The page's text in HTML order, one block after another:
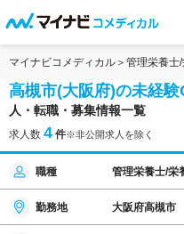
マイナビコメディカル 管理栄養士
高槻市(大阪府)の未経
人・転職・募集情報一覧
求人数 4 件※非公開求人を除く
職種 管理栄養士/栄
勤務地 大阪府高槻市